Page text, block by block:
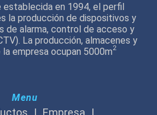
establecida en 1994, el perfil
la producción de dispositivos y
de alarma, control de acceso y
La producción, almacenes y
empresa ocupan 5000m2
Menu
Empresa